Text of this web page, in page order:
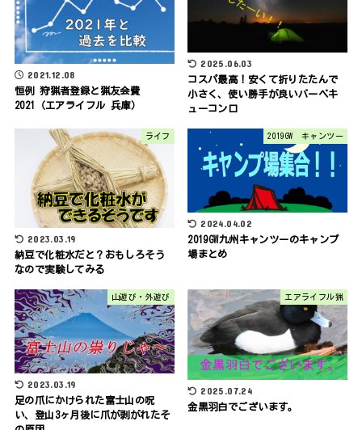
2021.12.08
恒例 狩猟者登録と猟友会費
2021（エアライフル 兵庫）
2025.06.03
コスパ最高！安くて折りたたんで
小さく、使い勝手が良いバーベキ
ューコンロ
ライフ
2023.03.19
納豆で化粧水だと？おもしろそう
なので実験してみる
2019GW キャンツー
2024.04.02
2019GW九州キャンツーのキャンプ
場まとめ
山遊び・外遊び
2023.03.19
足の爪にかけられた富士山の呪
い、登山3ヶ月後に爪が剥がれたそ
エアライフル猟
2025.07.24
金黒羽白でございます。